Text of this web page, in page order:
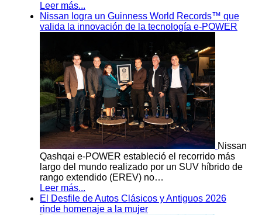
Leer más...
Nissan logra un Guinness World Records™ que
valida la innovación de la tecnología e-POWER
Nissan
Qashqai e-POWER estableció el recorrido más
largo del mundo realizado por un SUV híbrido de
rango extendido (EREV) no…
Leer más...
El Desfile de Autos Clásicos y Antiguos 2026
rinde homenaje a la mujer